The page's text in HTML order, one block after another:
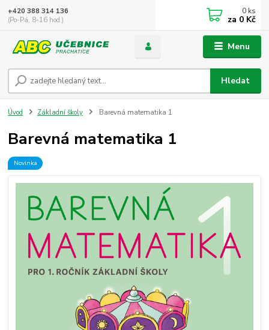
Menu
Hledat
+420 388 314 136
(Po-Pá, 8-16 hod.)
0 ks
za 0 Kč
Úvod Základní školy Barevná matematika 1
Barevná matematika 1
Novinka